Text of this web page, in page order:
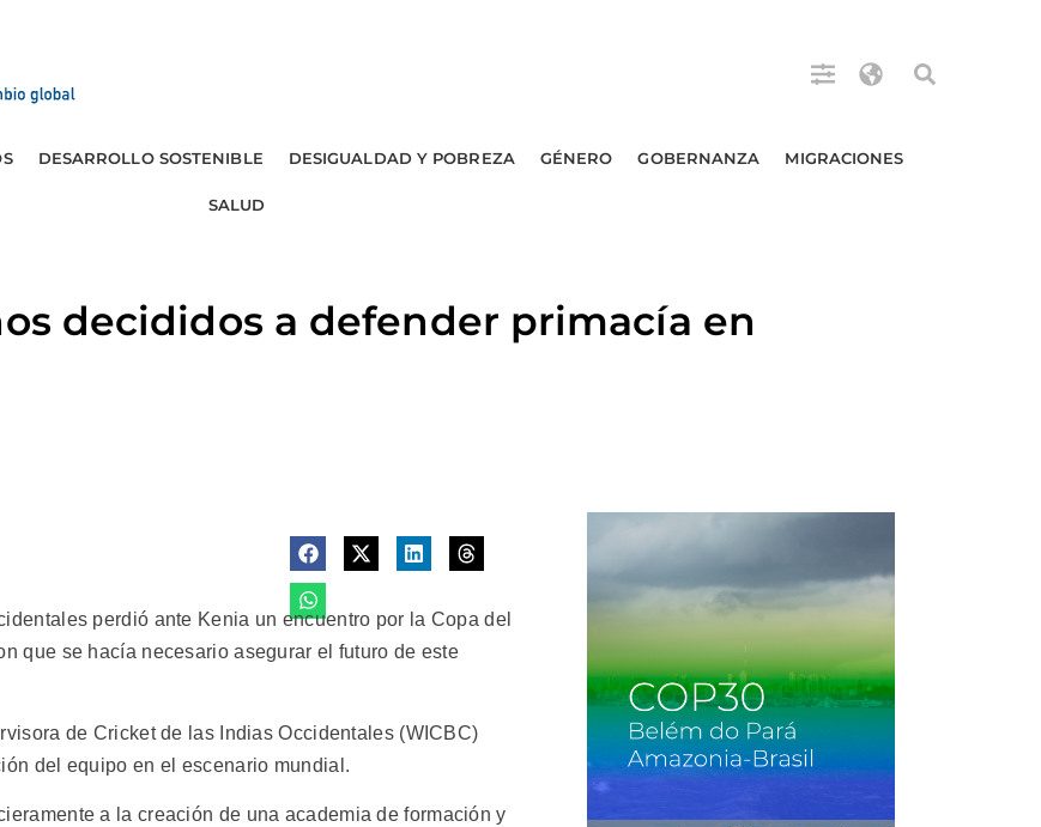
DESARROLLO SOSTENIBLE DESIGUALDAD Y POBREZA GÉNERO GOBERNANZA MIGRACIONES
SALUD
decididos a defender primacía en
perdió ante Kenia un encuentro por la Copa del
que se hacía necesario asegurar el futuro de este
de Cricket de las Indias Occidentales (WICBC)
del equipo en el escenario mundial.
a la creación de una academia de formación y